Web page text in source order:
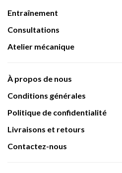
Entraînement
Consultations
Atelier mécanique
À propos de nous
Conditions générales
Politique de confidentialité
Livraisons et retours
Contactez-nous